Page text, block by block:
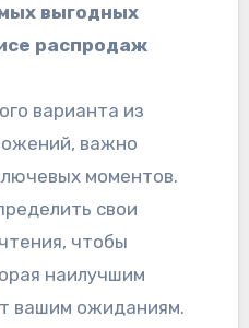
выгодных
распродаж
варианта из
важно
моментов.
свои
чтобы
наилучшим
вашим ожиданиям.